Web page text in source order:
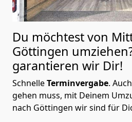
Du möchtest von
Göttingen
garantieren wir Dir!
SchnelleTerminvergabe.
gehen muss, mit Deinem
nach Göttingen wir sind für